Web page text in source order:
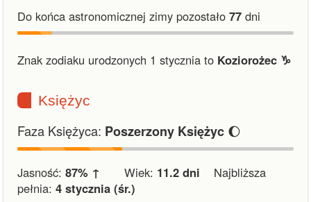
Do końca astronomicznej zimy pozostało 77 dni
Znak zodiaku urodzonych 1 stycznia to Koziorożec ♑︎
Księżyc
Faza Księżyca: Poszerzony Księżyc 🌔
Jasność: 87% ↑ Wiek: 11.2 dni Najbliższa
pełnia: 4 stycznia (śr.)